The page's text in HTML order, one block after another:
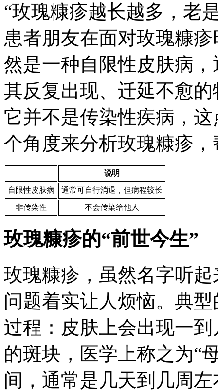
“玫瑰糠疹越长越多，老
患者朋友在面对玫瑰糠
然是一种自限性皮肤病
其反复出现、迁延不愈
它并不是传染性疾病，
个角度来分析玫瑰糠疹
说明
自限性皮肤病 通常可自行消退，但病程较长
非传染性 不会传染给他人
玫瑰糠疹的“前世今生”
玫瑰糠疹，虽然名字听
问题着实让人烦恼。典
过程：皮肤上会出现一
的斑块，医学上称之为“
间，通常是几天到几周